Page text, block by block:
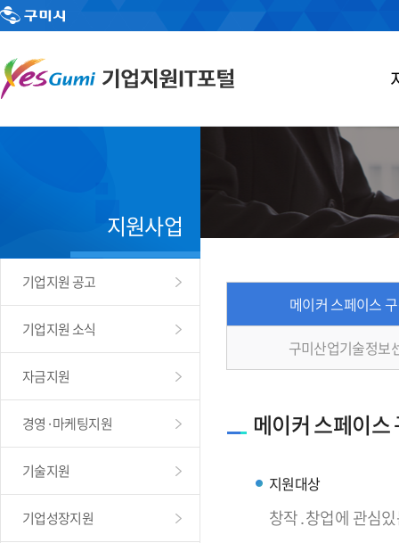
지원사업
기업지원 공고
기업지원 소식
자금지원
경영·마케팅지원
기술지원
기업성장지원
메이커 스페이스
구미산업기술정보
메이커 스페이
지원대상
창작․창업에 관심